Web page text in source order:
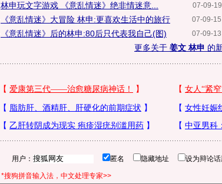
07-09-
林申玩文字游戏 《意乱情迷》绝非情迷意...
07-09-
《意乱情迷》大冒险 林申:更喜欢生活中的旅行
07-09-
《意乱情迷》后的林申:80后只代表我自己(图)
更多关于 姜文 林申 的
用户： 匿名 隐藏地址 设为辩论话
*搜狗拼音输入法，中文处理专家>>